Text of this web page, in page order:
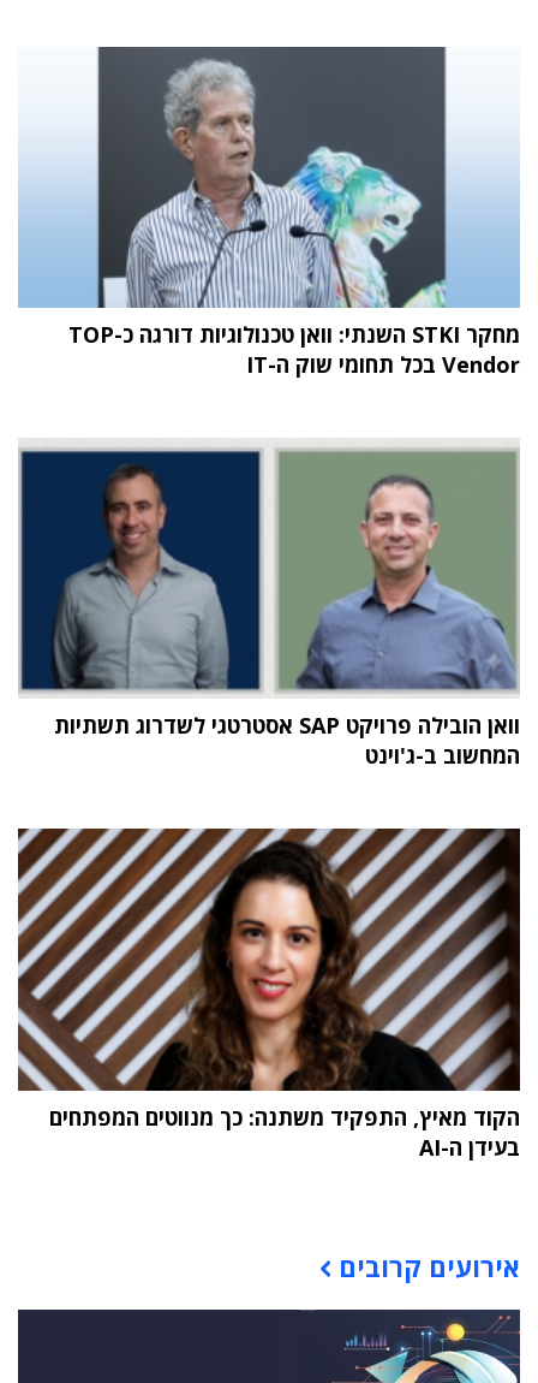
מחקר STKI השנתי: וואן טכנולוגיות דורגה כ-TOP
Vendor בכל תחומי שוק ה-IT
וואן הובילה פרויקט SAP אסטרטגי לשדרוג תשתיות
המחשוב ב-ג'וינט
הקוד מאיץ, התפקיד משתנה: כך מנווטים המפתחים
בעידן ה-AI
אירועים קרובים